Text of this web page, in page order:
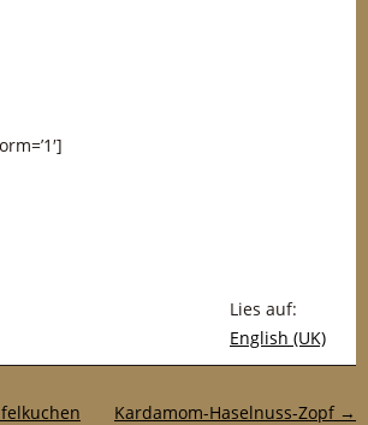
Lies auf:
English (UK)
Kardamom-Haselnuss-Zopf →